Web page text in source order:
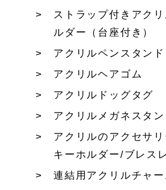
ストラップ付きアク
ルダー（台座付き）
アクリルペンスタンド
アクリルヘアゴム
アクリルドッグタグ
アクリルメガネスタン
アクリルのアクセサ
キーホルダー/ブレス
連結用アクリルチャー